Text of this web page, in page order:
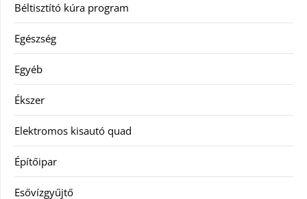
Béltisztító kúra program
Egészség
Egyéb
Ékszer
Elektromos kisautó quad
Építőipar
Esővízgyűjtő